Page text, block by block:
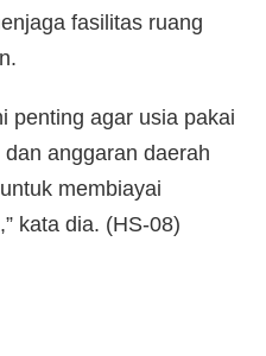
fasilitas ruang
penting agar usia pakai
anggaran daerah
membiayai
kata dia. (HS-08)